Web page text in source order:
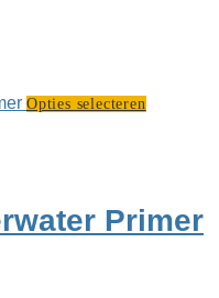
Opties selecterenDit
optie
kan
Primer